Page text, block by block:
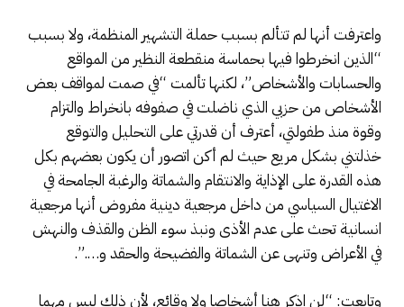
واعترفت أنها لم تتألم بسبب حملة التشهير المنظمة، ولا بسبب
“الذين انخرطوا فيها بحماسة منقطعة النظير من المواقع
والحسابات والأشخاص”، لكنها تألمت “في صمت لمواقف بعض
الأشخاص من حزبي الذي ناضلت في صفوفه بانخراط والتزام
وقوة منذ طفولتي، أعترف أن قدرتي على التحليل والتوقع
خذلتني بشكل مريع حيث لم أكن اتصور أن يكون بعضهم بكل
هذه القدرة على الإذاية والانتقام والشماتة والرغبة الجامحة في
الاغتيال السياسي من داخل مرجعية دينية مفروض أنها مرجعية
انسانية تحث على عدم الأذى ونبذ سوء الظن والقذف والنهش
في الأعراض وتنهى عن الشماتة والفضيحة والحقد و….”.
وتابعت: “لن اذكر هنا أشخاصا ولا وقائع، لأن ذلك ليس مهما